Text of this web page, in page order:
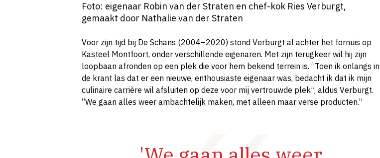
Foto: eigenaar Robin van der Straten en chef-kok Ries Verburgt,
gemaakt door Nathalie van der Straten
Voor zijn tijd bij De Schans (2004–2020) stond Verburgt al achter het fornuis op
Kasteel Montfoort, onder verschillende eigenaren. Met zijn terugkeer wil hij zijn
loopbaan afronden op een plek die voor hem bekend terrein is. “Toen ik onlangs in
de krant las dat er een nieuwe, enthousiaste eigenaar was, bedacht ik dat ik mijn
culinaire carrière wil afsluiten op deze voor mij vertrouwde plek”, aldus Verburgt.
“We gaan alles weer ambachtelijk maken, met alleen maar verse producten.”